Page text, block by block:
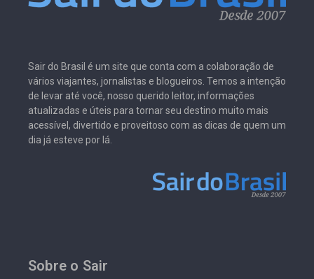
Sair do Brasil é um site que conta com a colaboração de
vários viajantes, jornalistas e blogueiros. Temos a intenção
de levar até você, nosso querido leitor, informações
atualizadas e úteis para tornar seu destino muito mais
acessível, divertido e proveitoso com as dicas de quem um
dia já esteve por lá.
Sobre o Sair